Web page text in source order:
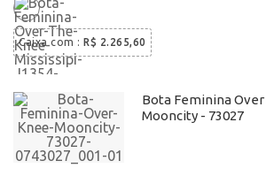
Caixa com : R$ 2.265,60
Bota Feminina
Mooncity - 73027